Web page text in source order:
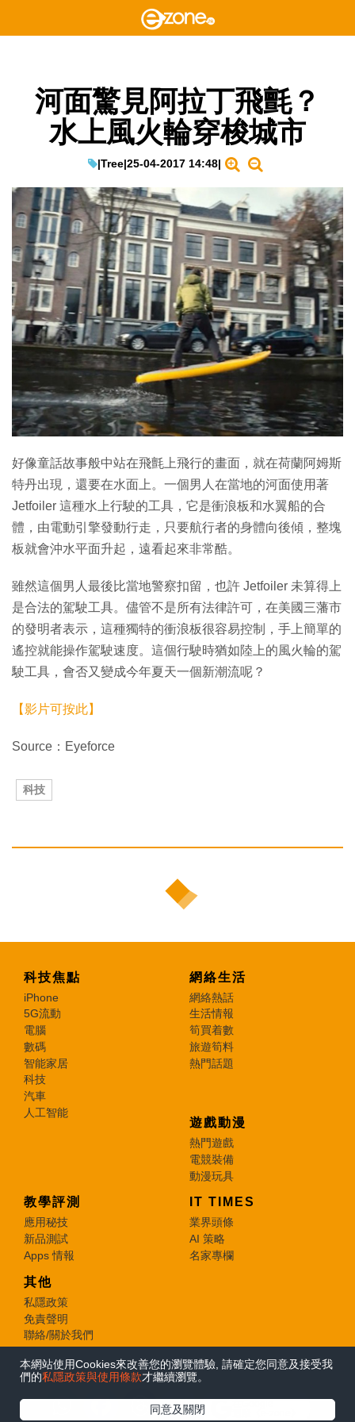
本網站使用Cookies來改善您的瀏覽體驗, 請確定您同意及接受我
們的私隱政策與使用條款才繼續瀏覽。
同意及關閉
河面驚見阿拉丁飛氈？
水上風火輪穿梭城市
|Tree|25-04-2017 14:48|
好像童話故事般中站在飛氈上飛行的畫面，就在荷蘭阿姆斯
特丹出現，還要在水面上。一個男人在當地的河面使用著
Jetfoiler 這種水上行駛的工具，它是衝浪板和水翼船的合
體，由電動引擎發動行走，只要航行者的身體向後傾，整塊
板就會沖水平面升起，遠看起來非常酷。
雖然這個男人最後比當地警察扣留，也許 Jetfoiler 未算得上
是合法的駕駛工具。儘管不是所有法律許可，在美國三藩市
的發明者表示，這種獨特的衝浪板很容易控制，手上簡單的
遙控就能操作駕駛速度。這個行駛時猶如陸上的風火輪的駕
駛工具，會否又變成今年夏天一個新潮流呢？
【影片可按此】
Source：Eyeforce
科技
科技焦點
iPhone
5G流動
電腦
數碼
智能家居
科技
汽車
人工智能
網絡生活
網絡熱話
生活情報
筍買着數
旅遊筍料
熱門話題
遊戲動漫
熱門遊戲
電競裝備
動漫玩具
教學評測
應用秘技
新品測試
Apps 情報
IT TIMES
業界頭條
AI 策略
名家專欄
其他
私隱政策
免責聲明
聯絡/關於我們
© 2026 e-zone. All Rights Reserved.